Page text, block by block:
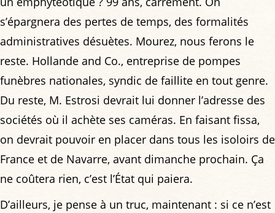
s’épargnera des pertes de temps, des formalités
administratives désuètes. Mourez, nous ferons le
reste. Hollande and Co., entreprise de pompes
funèbres nationales, syndic de faillite en tout genre.
Du reste, M. Estrosi devrait lui donner l’adresse des
sociétés où il achète ses caméras. En faisant fissa,
on devrait pouvoir en placer dans tous les isoloirs de
France et de Navarre, avant dimanche prochain. Ça
ne coûtera rien, c’est l’État qui paiera.
D’ailleurs, je pense à un truc, maintenant : si ce n’est